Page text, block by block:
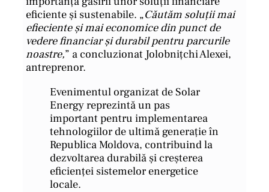
eficiente și sustenabile. „Căutăm soluții mai
efieciente și mai economice din punct de
vedere financiar și durabil pentru parcurile
noastre,” a concluzionat Jolobnițchi Alexei,
antreprenor.
Evenimentul organizat de Solar
Energy reprezintă un pas
important pentru implementarea
tehnologiilor de ultimă generație în
Republica Moldova, contribuind la
dezvoltarea durabilă și creșterea
eficienței sistemelor energetice
locale.